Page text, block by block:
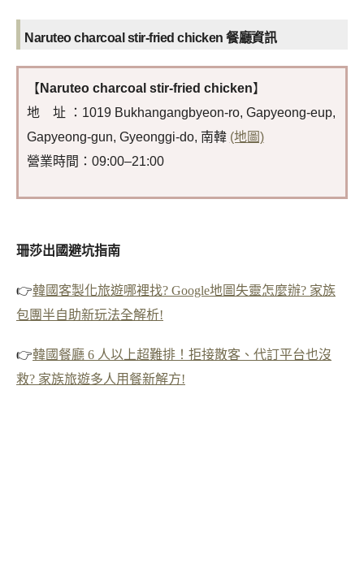
Naruteo charcoal stir-fried chicken 餐廳資訊
【 Naruteo charcoal stir-fried chicken】
地 址 ：1019 Bukhangangbyeon-ro, Gapyeong-eup,
Gapyeong-gun, Gyeonggi-do, 南韓 (地圖)
營業時間：09:00–21:00
珊莎出國避坑指南
👉韓國客製化旅遊哪裡找? Google地圖失靈怎麼辦? 家族
包團半自助新玩法全解析!
👉韓國餐廳 6 人以上超難排！拒接散客、代訂平台也沒
救? 家族旅遊多人用餐新解方!